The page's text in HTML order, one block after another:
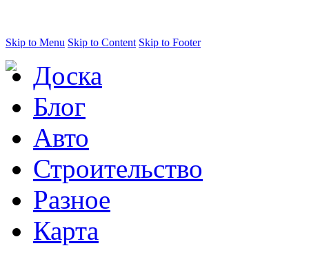
Skip to Menu Skip to Content Skip to Footer
Доска
Блог
Авто
Строительство
Разное
Карта